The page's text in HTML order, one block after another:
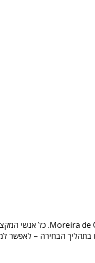
. כל אנשי
הבחירה – לאפשר